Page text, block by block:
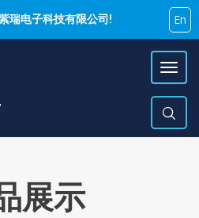
瑞电子科技有限公司! En
岐镇特色工业区
六 9:00~17:00
展示